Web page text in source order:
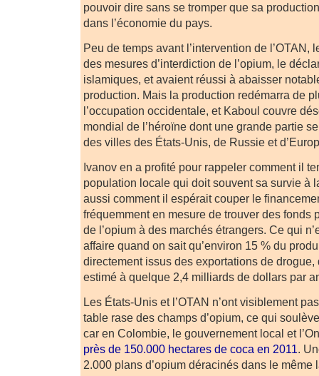
pouvoir dire sans se tromper que sa
dans l’économie du pays.
Peu de temps avant l’intervention de l’OTAN,
des mesures d’interdiction de l’opium, le
islamiques, et avaient réussi à abaisser
production. Mais la production redémarra de
l’occupation occidentale, et Kaboul couvre
mondial de l’héroïne dont une grande partie
des villes des États-Unis, de Russie et
Ivanov en a profité pour rappeler comment il
population locale qui doit souvent sa survie à
aussi comment il espérait couper le
fréquemment en mesure de trouver des fonds
de l’opium à des marchés étrangers. Ce qui
affaire quand on sait qu’environ 15 % du
directement issus des exportations de drogue,
estimé à quelque 2,4 milliards de dollars par
Les États-Unis et l’OTAN n’ont visiblement
table rase des champs d’opium, ce qui
car en Colombie, le gouvernement local et
près de 150.000 hectares de coca en 2011.
2.000 plans d’opium déracinés dans le même